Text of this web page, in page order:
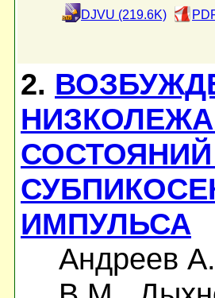
DJVU (219.6K)
2.
ИМПУЛЬСА
Андреев